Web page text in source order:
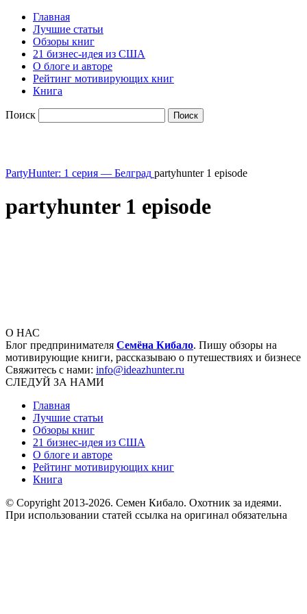
Главная
Лучшие статьи
Обзоры книг
21 бизнес-идея из США
О блоге и авторе
Рейтинг мотивирующих книг
Книга
Поиск
PartyHunter: 1 серия — Белград partyhunter 1 episode
partyhunter 1 episode
О НАС
Блог предпринимателя Семёна Кибало. Пишу обзоры на
мотивирующие книги, рассказываю о путешествиях и бизнесе
Свяжитесь с нами: info@ideazhunter.ru
СЛЕДУЙ ЗА НАМИ
Главная
Лучшие статьи
Обзоры книг
21 бизнес-идея из США
О блоге и авторе
Рейтинг мотивирующих книг
Книга
© Copyright 2013-2026. Семен Кибало. Охотник за идеями.
При использовании статей ссылка на оригинал обязательна